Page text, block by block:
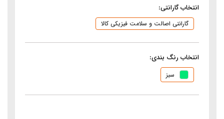
انتخاب گارانتی:
گارانتی اصالت و سلامت فیزیکی کالا
انتخاب رنگ بندی:
سبز